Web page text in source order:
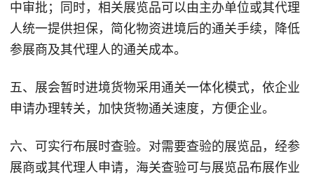
中审批；同时，相关展览品可以由主办单位或其代理
人统一提供担保，简化物资进境后的通关手续，降低
参展商及其代理人的通关成本。
五、展会暂时进境货物采用通关一体化模式，依企业
申请办理转关，加快货物通关速度，方便企业。
六、可实行布展时查验。对需要查验的展览品，经参
展商或其代理人申请，海关查验可与展览品布展作业